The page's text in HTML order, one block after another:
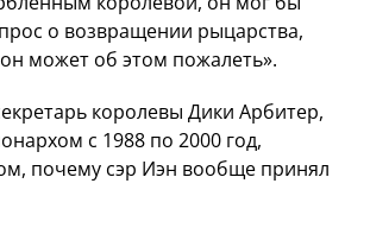
о возвращении рыцарства,
может об этом пожалеть».
королевы Дики Арбитер,
с 1988 по 2000 год,
почему сэр Иэн вообще принял